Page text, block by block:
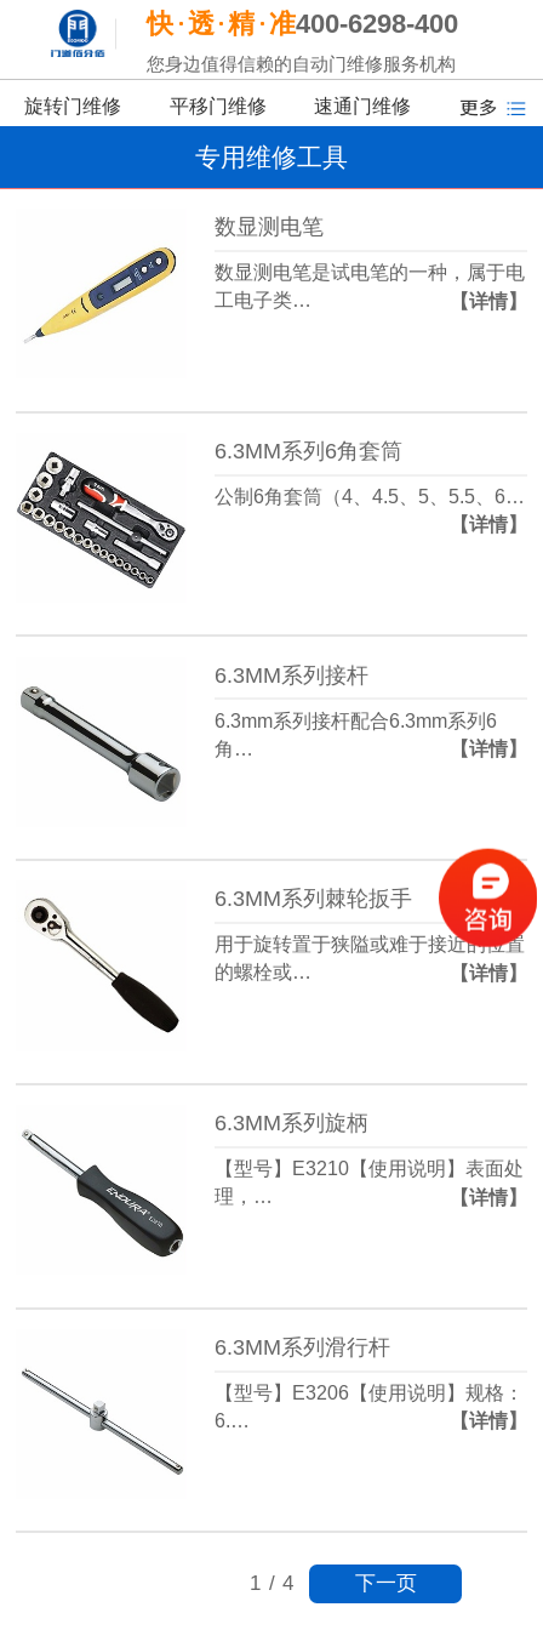
快 透 精 准400-6298-400
您身边值得信赖的自动门维修服务机构
旋转门维修 平移门维修 速通门维修
专用维修工具
数显测电笔
数显测电笔是试电笔的一种，属于电
工电子类…
【详情】
6.3MM系列6角套筒
公制6角套筒（4、4.5、5、5.5、6…
【详情】
6.3MM系列接杆
6.3mm系列接杆配合6.3mm系列6
角…
【详情】
6.3MM系列棘轮扳手
用于旋转置于狭隘或难于接近的位置
的螺栓或…
【详情】
6.3MM系列旋柄
【型号】E3210【使用说明】表面处
理，…
【详情】
6.3MM系列滑行杆
【型号】E3206【使用说明】规格：
6.…
【详情】
1 / 4 下一页